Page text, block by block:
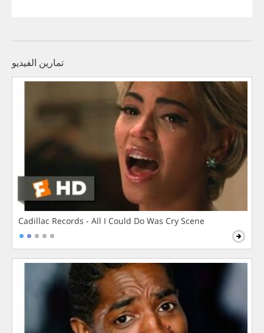
تمارين الفيديو
Cadillac Records - All I Could Do Was Cry Scene